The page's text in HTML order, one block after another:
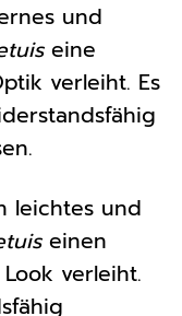
und
eine
verleiht. Es
leichtes und
einen
verleiht.